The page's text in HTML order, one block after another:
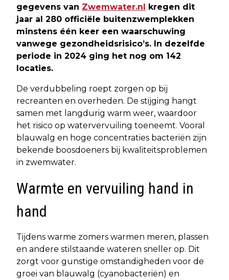
gegevens van Zwemwater.nl kregen dit
jaar al 280 officiële buitenzwemplekken
minstens één keer een waarschuwing
vanwege gezondheidsrisico’s. In dezelfde
periode in 2024 ging het nog om 142
locaties.
De verdubbeling roept zorgen op bij
recreanten en overheden. De stijging hangt
samen met langdurig warm weer, waardoor
het risico op watervervuiling toeneemt. Vooral
blauwalg en hoge concentraties bacteriën zijn
bekende boosdoeners bij kwaliteitsproblemen
in zwemwater.
Warmte en vervuiling hand in
hand
Tijdens warme zomers warmen meren, plassen
en andere stilstaande wateren sneller op. Dit
zorgt voor gunstige omstandigheden voor de
groei van blauwalg (cyanobacteriën) en